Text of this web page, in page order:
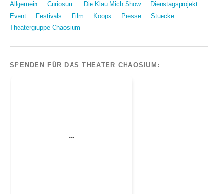
Allgemein Curiosum Die Klau Mich Show
Dienstagsprojekt
Event
Festivals Film Koops Presse
Stuecke
Theatergruppe Chaosium
SPENDEN FÜR DAS THEATER CHAOSIUM: